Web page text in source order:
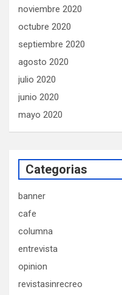
noviembre 2020
octubre 2020
septiembre 2020
agosto 2020
julio 2020
junio 2020
mayo 2020
Categorias
banner
cafe
columna
entrevista
opinion
revistasinrecreo